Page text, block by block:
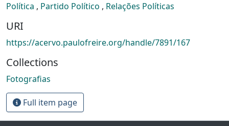
Política , Partido Político , Relações Políticas
URI
https://acervo.paulofreire.org/handle/7891/167
Collections
Fotografias
Full item page